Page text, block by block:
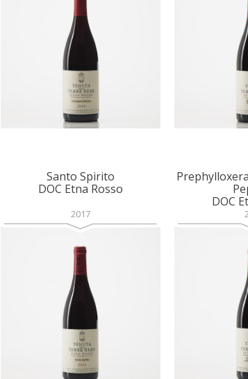
Santo Spirito
DOC Etna Rosso
2017
DOC